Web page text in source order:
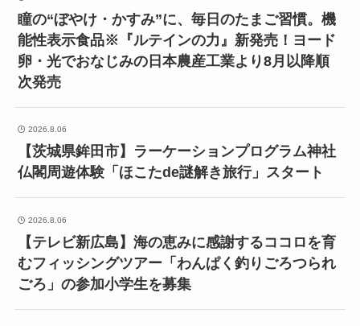
瞳の“ぼやけ・かすみ”に、毎日のたまご習慣。機
能性表示食品※『ルテインの力』新発売！ヨード
卵・光でおなじみの日本農産工業より8月以降順
次発売
2026.8.06
【茨城県鉾田市】ラーケーションプログラム神社
仏閣周遊体験「ほこたde謎解き旅行」スタート
2026.8.06
【テレビ新広島】海の恵みに感謝するココロを育
むフィッシングツアー「わんぱく釣りごろつられ
ごろ」の参加小学生を募集